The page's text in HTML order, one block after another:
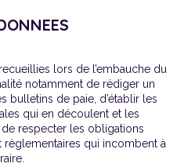
lors de l’embauche du
notamment de rédiger un
bulletins de paie, d’établir les
qui en découlent et les
respecter les obligations
règlementaires qui incombent à